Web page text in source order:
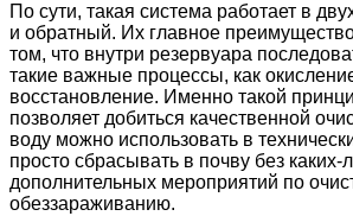
По сути, такая система работает в
и обратный. Их главное
том, что внутри резервуара
такие важные процессы, как
восстановление. Именно такой
позволяет добиться качественной
воду можно использовать в
просто сбрасывать в почву без каких-
дополнительных мероприятий по
обеззараживанию.